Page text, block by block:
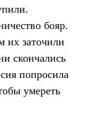
бояр.
их заточили
скончались
попросила
умереть